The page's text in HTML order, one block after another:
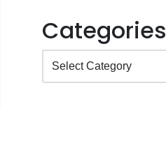
Categories